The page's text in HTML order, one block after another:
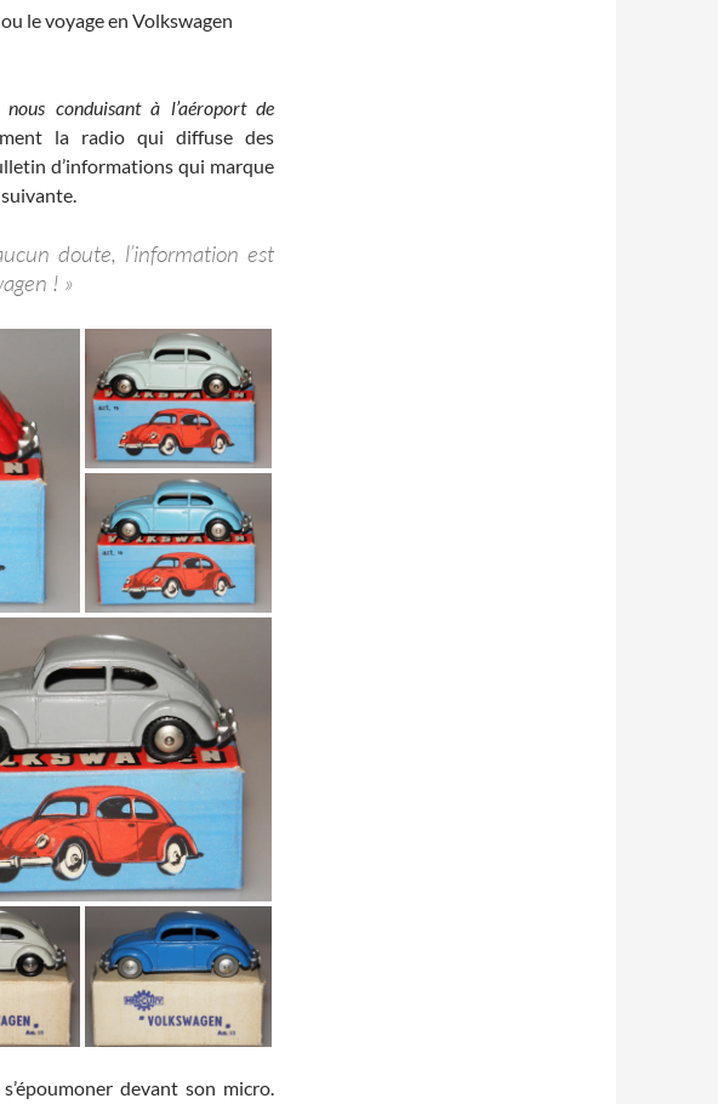
le voyage en Volkswagen
conduisant à l’aéroport de
la radio qui diffuse des
d’informations qui marque
doute, l’information est
! »
devant son micro.